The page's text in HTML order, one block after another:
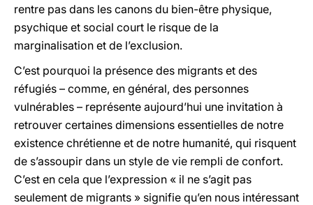
rentre pas dans les canons du bien-être physique,
psychique et social court le risque de la
marginalisation et de l’exclusion.
C’est pourquoi la présence des migrants et des
réfugiés – comme, en général, des personnes
vulnérables – représente aujourd’hui une invitation à
retrouver certaines dimensions essentielles de notre
existence chrétienne et de notre humanité, qui risquent
de s’assoupir dans un style de vie rempli de confort.
C’est en cela que l’expression « il ne s’agit pas
seulement de migrants » signifie qu’en nous intéressant